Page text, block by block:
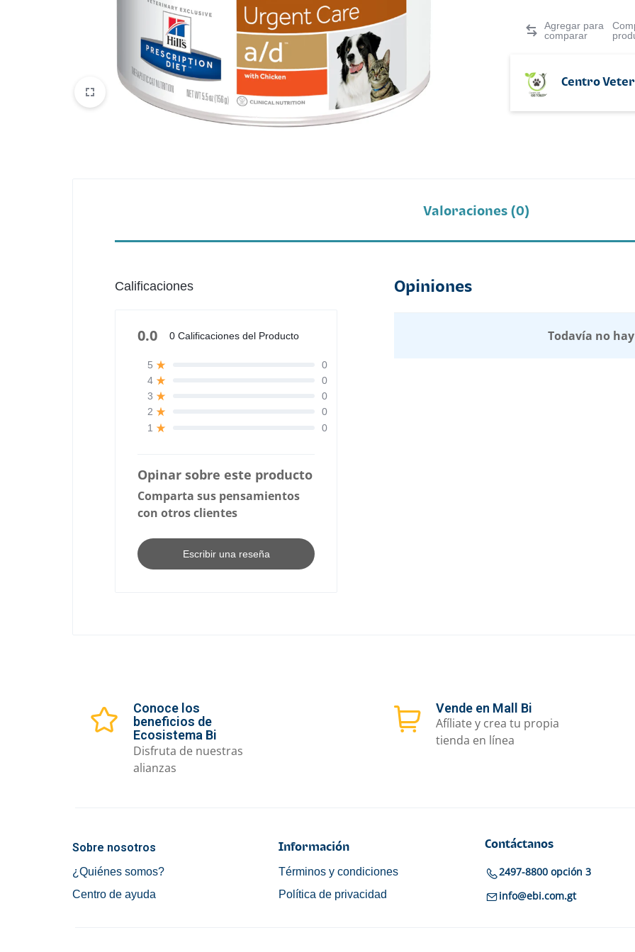
Electrónicos y Accesorios
Hogar y Cocina Centro
Valoraciones (0)
Calificaciones
0.0 0 Calificaciones del Producto
5
0
4
0
3
0
2
0
1
0
Opinar sobre este producto
Comparta sus pensamientos
con otros clientes
Escribir una reseña
Opiniones
Todavía no
Conoce los
beneficios de
Ecosistema Bi
Disfruta de nuestras
alianzas
Vende en Mall Bi
Afíliate y crea tu propia
tienda en línea
Sobre nosotros
¿Quiénes somos?
Centro de ayuda
Información
Términos y condiciones
Política de privacidad
Contáctanos
2497-8800 opción 3
info@ebi.com.gt